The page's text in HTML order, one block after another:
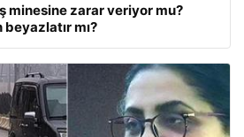
minesine zarar veriyor mu?
mı?